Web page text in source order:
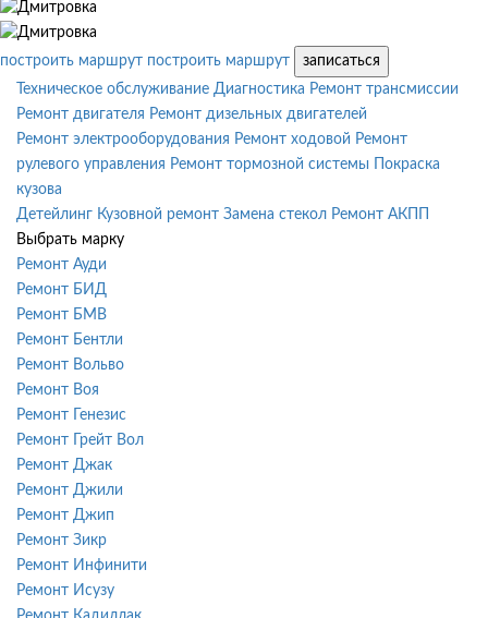
построить маршрут построить маршрут
записаться
Техническое обслуживание Диагностика Ремонт трансмиссии
Ремонт двигателя Ремонт дизельных двигателей
Ремонт электрооборудования Ремонт ходовой Ремонт
рулевого управления Ремонт тормозной системы
Покраска
кузова
Детейлинг Кузовной ремонт Замена стекол Ремонт АКПП
Выбрать марку
Ремонт Ауди
Ремонт БИД
Ремонт БМВ
Ремонт Бентли
Ремонт Вольво
Ремонт Воя
Ремонт Генезис
Ремонт Грейт Вол
Ремонт Джак
Ремонт Джили
Ремонт Джип
Ремонт Зикр
Ремонт Инфинити
Ремонт Исузу